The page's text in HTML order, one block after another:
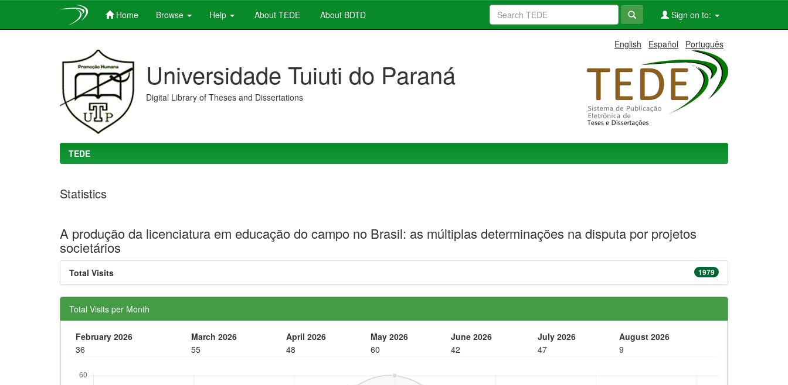
Home Browse Help About TEDE About BDTD Sign on to:
English Español Português
Universidade Tuiuti do Paraná
Digital Library of Theses and Dissertations
TEDE
Statistics
A produção da licenciatura em educação do campo no Brasil: as múltiplas determinações na disputa por projetos
societários
1979
Total Visits
Total Visits per Month
February 2026 March 2026 April 2026 May 2026 June 2026 July 2026
August 2026
36
55 48 60 42 47 9